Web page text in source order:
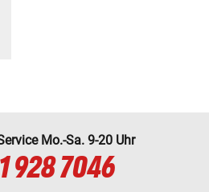
Mo.-Sa. 9-20 Uhr
928 7046